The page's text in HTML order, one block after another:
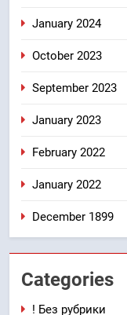
January 2024
October 2023
September 2023
January 2023
February 2022
January 2022
December 1899
Categories
! Без рубрики